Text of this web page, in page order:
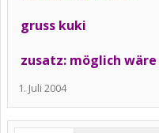
gruss kuki
zusatz: möglich wäre
1. Juli 2004